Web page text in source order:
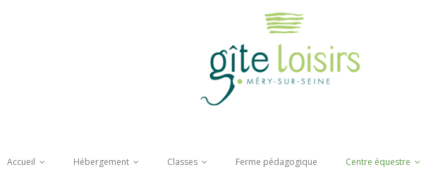
Accueil Hébergement Classes Ferme pédagogique Centre équestre